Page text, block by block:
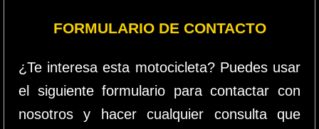
FORMULARIO DE CONTACTO
¿Te interesa esta motocicleta? Puedes usar
el siguiente formulario para contactar con
nosotros y hacer cualquier consulta que